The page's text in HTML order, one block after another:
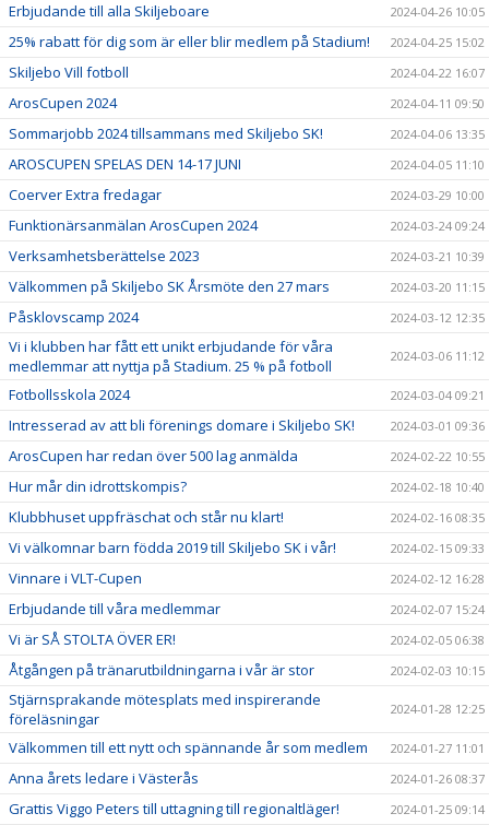
Erbjudande till alla Skiljeboare 2024-04-26 10:05
25% rabatt för dig som är eller blir medlem på Stadium! 2024-04-25 15:02
Skiljebo Vill fotboll 2024-04-22 16:07
ArosCupen 2024 2024-04-11 09:50
Sommarjobb 2024 tillsammans med Skiljebo SK! 2024-04-06 13:35
AROSCUPEN SPELAS DEN 14-17 JUNI 2024-04-05 11:10
Coerver Extra fredagar 2024-03-29 10:00
Funktionärsanmälan ArosCupen 2024 2024-03-24 09:24
Verksamhetsberättelse 2023 2024-03-21 10:39
Välkommen på Skiljebo SK Årsmöte den 27 mars 2024-03-20 11:15
Påsklovscamp 2024 2024-03-12 12:35
Vi i klubben har fått ett unikt erbjudande för våra
medlemmar att nyttja på Stadium. 25 % på fotboll
2024-03-06 11:12
Fotbollsskola 2024 2024-03-04 09:21
Intresserad av att bli förenings domare i Skiljebo SK! 2024-03-01 09:36
ArosCupen har redan över 500 lag anmälda 2024-02-22 10:55
Hur mår din idrottskompis? 2024-02-18 10:40
Klubbhuset uppfräschat och står nu klart! 2024-02-16 08:35
Vi välkomnar barn födda 2019 till Skiljebo SK i vår! 2024-02-15 09:33
Vinnare i VLT-Cupen 2024-02-12 16:28
Erbjudande till våra medlemmar 2024-02-07 15:24
Vi är SÅ STOLTA ÖVER ER! 2024-02-05 06:38
Åtgången på tränarutbildningarna i vår är stor 2024-02-03 10:15
Stjärnsprakande mötesplats med inspirerande
föreläsningar
2024-01-28 12:25
Välkommen till ett nytt och spännande år som medlem 2024-01-27 11:01
Anna årets ledare i Västerås 2024-01-26 08:37
Grattis Viggo Peters till uttagning till regionaltläger! 2024-01-25 09:14